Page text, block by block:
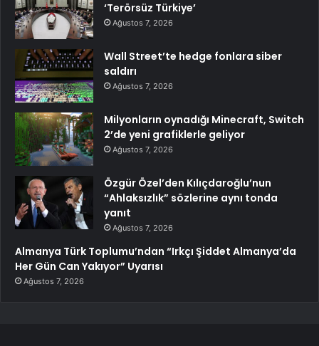
‘Terörsüz Türkiye’
Ağustos 7, 2026
Wall Street’te hedge fonlara siber
saldırı
Ağustos 7, 2026
Milyonların oynadığı Minecraft, Switch
2’de yeni grafiklerle geliyor
Ağustos 7, 2026
Özgür Özel’den Kılıçdaroğlu’nun
“Ahlaksızlık” sözlerine aynı tonda
yanıt
Ağustos 7, 2026
Almanya Türk Toplumu’ndan “Irkçı Şiddet Almanya’da
Her Gün Can Yakıyor” Uyarısı
Ağustos 7, 2026